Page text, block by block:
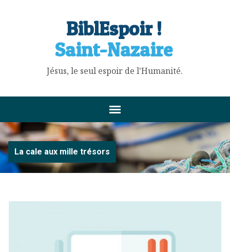
BiblEspoir !
Saint-Nazaire
Jésus, le seul espoir de l'Humanité.
La cale aux mille trésors